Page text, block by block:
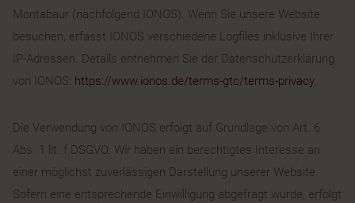
Montabaur (nachfolgend IONOS). Wenn Sie unsere Website
besuchen, erfasst IONOS verschiedene Logfiles inklusive Ihrer
IP-Adressen. Details entnehmen Sie der Datenschutzerklärung
von IONOS: https://www.ionos.de/terms-gtc/terms-privacy.
Die Verwendung von IONOS erfolgt auf Grundlage von Art. 6
Abs. 1 lit. f DSGVO. Wir haben ein berechtigtes Interesse an
einer möglichst zuverlässigen Darstellung unserer Website.
Sofern eine entsprechende Einwilligung abgefragt wurde, erfolgt